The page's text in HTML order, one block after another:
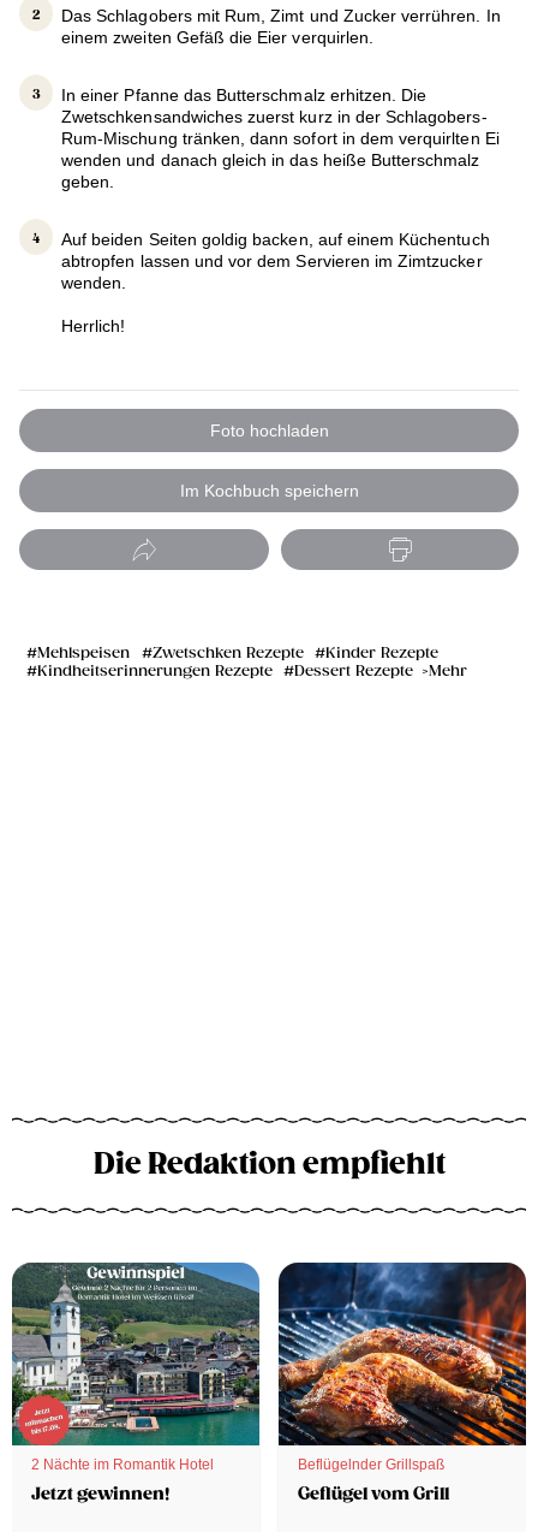
Das Schlagobers mit Rum, Zimt und Zucker verrühren. In
einem zweiten Gefäß die Eier verquirlen.
In einer Pfanne das Butterschmalz erhitzen. Die
Zwetschkensandwiches zuerst kurz in der Schlagobers-
Rum-Mischung tränken, dann sofort in dem verquirlten Ei
wenden und danach gleich in das heiße Butterschmalz
geben.
Auf beiden Seiten goldig backen, auf einem Küchentuch
abtropfen lassen und vor dem Servieren im Zimtzucker
wenden.
Herrlich!
Foto hochladen
Im Kochbuch speichern
Mehlspeisen Zwetschken Rezepte
Kinder Rezepte
Kindheitserinnerungen Rezepte
Dessert Rezepte Mehr
Die Redaktion empfiehlt
2 Nächte im Romantik Hotel
Jetzt gewinnen!
Beflügelnder Grillspaß
Geflügel vom Grill